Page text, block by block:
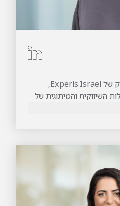
רז הוא ראש מערך השיווק של Experis Israel,
השיווקית והמיתוגית של
מהלכים אסטרטגיים
רחבה, הבנה עמוקה של
שיווקית עדכנית ומדויקת.